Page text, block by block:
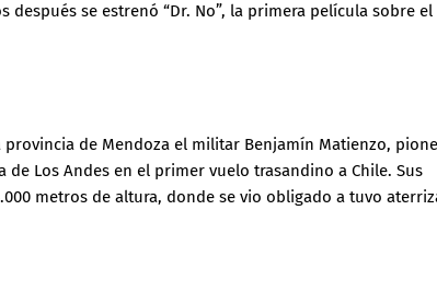
después se estrenó “Dr. No”, la primera película sobre el
provincia de Mendoza el militar Benjamín Matienzo,
Los Andes en el primer vuelo trasandino a Chile. Sus
metros de altura, donde se vio obligado a tuvo